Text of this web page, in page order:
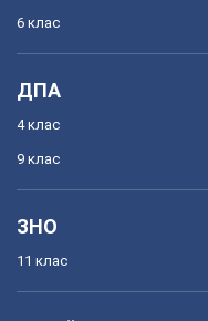
6 клас
ДПА
4 клас
9 клас
ЗНО
11 клас